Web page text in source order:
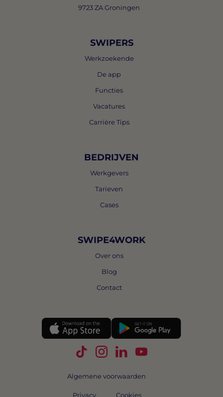
9723 ZA Groningen
SWIPERS
Werkzoekende
De app
Functies
Vacatures
Carrière Tips
BEDRIJVEN
Werkgevers
Tarieven
Cases
SWIPE4WORK
Over ons
Blog
Contact
Volg Swipe4Work op TikTok
Volg Swipe4Work op
Volg Swipe4Work op
Volg Swipe4Work
Algemene voorwaarden
Privacy Cookies